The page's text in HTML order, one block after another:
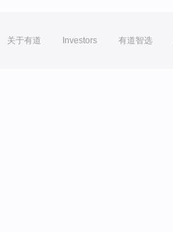
关于有道 Investors 有道智选